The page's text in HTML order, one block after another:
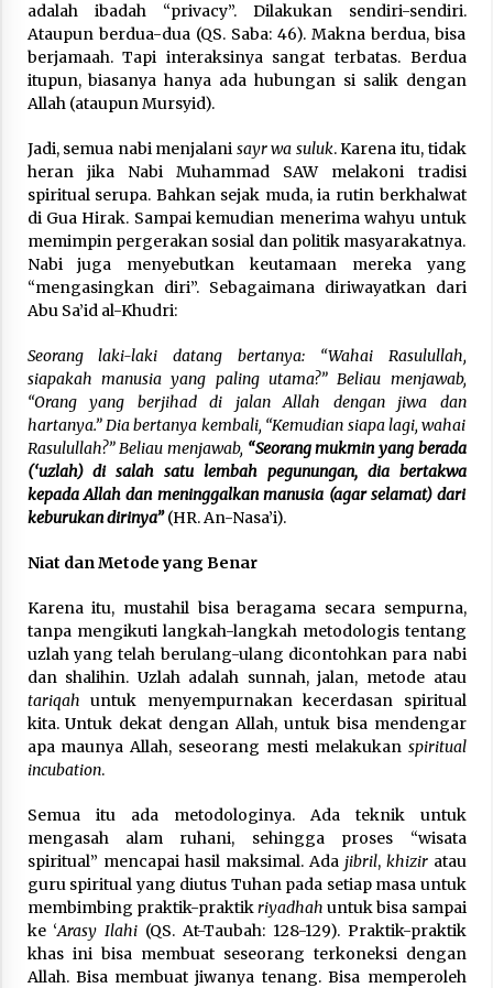
adalah ibadah “privacy”. Dilakukan sendiri-sendiri.
Ataupun berdua-dua (QS. Saba: 46). Makna berdua, bisa
berjamaah. Tapi interaksinya sangat terbatas. Berdua
itupun, biasanya hanya ada hubungan si salik dengan
Allah (ataupun Mursyid).
Jadi, semua nabi menjalani sayr wa suluk. Karena itu, tidak
heran jika Nabi Muhammad SAW melakoni tradisi
spiritual serupa. Bahkan sejak muda, ia rutin berkhalwat
di Gua Hirak. Sampai kemudian menerima wahyu untuk
memimpin pergerakan sosial dan politik masyarakatnya.
Nabi juga menyebutkan keutamaan mereka yang
“mengasingkan diri”. Sebagaimana diriwayatkan dari
Abu Sa’id al-Khudri:
Seorang laki-laki datang bertanya: “Wahai Rasulullah,
siapakah manusia yang paling utama?” Beliau menjawab,
“Orang yang berjihad di jalan Allah dengan jiwa dan
hartanya.” Dia bertanya kembali, “Kemudian siapa lagi, wahai
Rasulullah?” Beliau menjawab, “Seorang mukmin yang berada
(‘uzlah) di salah satu lembah pegunungan, dia bertakwa
kepada Allah dan meninggalkan manusia (agar selamat) dari
keburukan dirinya” (HR. An-Nasa’i).
Niat dan Metode yang Benar
Karena itu, mustahil bisa beragama secara sempurna,
tanpa mengikuti langkah-langkah metodologis tentang
uzlah yang telah berulang-ulang dicontohkan para nabi
dan shalihin. Uzlah adalah sunnah, jalan, metode atau
tariqah untuk menyempurnakan kecerdasan spiritual
kita. Untuk dekat dengan Allah, untuk bisa mendengar
apa maunya Allah, seseorang mesti melakukan spiritual
incubation.
Semua itu ada metodologinya. Ada teknik untuk
mengasah alam ruhani, sehingga proses “wisata
spiritual” mencapai hasil maksimal. Ada jibril, khiziratau
guru spiritual yang diutus Tuhan pada setiap masa untuk
membimbing praktik-praktikriyadhahuntuk bisa sampai
ke ‘Arasy Ilahi (QS. At-Taubah: 128-129). Praktik-praktik
khas ini bisa membuat seseorang terkoneksi dengan
Allah. Bisa membuat jiwanya tenang. Bisa memperoleh